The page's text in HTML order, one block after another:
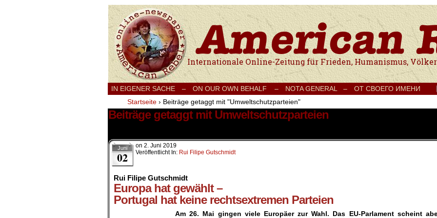
Internationale Onlinezeitung für Frieden, Humanismus, Völkerverständigung und
IN EIGENER SACHE – ON OUR OWN BEHALF – NOTA GENERAL – ОТ СВОЕГО ИМЕНИ
Startseite › Beiträge getaggt mit "Umweltschutzparteien"
Beiträge getaggt mit Umweltschutzparteien
Juni
02
on 2. Juni 2019
Veröffentlicht In: Rui Filipe Gutschmidt
Rui Filipe Gutschmidt
Europa hat gewählt –
Portugal hat keine rechtsextremen Parteien
Am 26. Mai gingen viele Europäer zur Wahl. Das EU-Parlament scheint